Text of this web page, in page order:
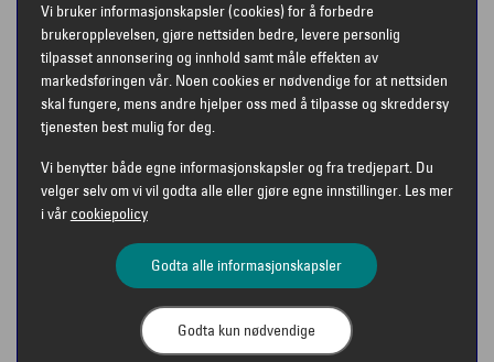
FORBEREDELSE FØR
TIME HOS OPTIKER
Kjære kunde!
Du har snart time hos din optiker hos Interoptik
Evensen & Rønning Moss.
Vi bruker informasjonskapsler (cookies) for å forbedre
brukeropplevelsen, gjøre nettsiden bedre, levere personlig
tilpasset annonsering og innhold samt måle effekten av
markedsføringen vår. Noen cookies er nødvendige for at nettsiden
skal fungere, mens andre hjelper oss med å tilpasse og skreddersy
tjenesten best mulig for deg.
Vi benytter både egne informasjonskapsler og fra tredjepart. Du
velger selv om vi vil godta alle eller gjøre egne innstillinger. Les mer
i vår cookiepolicy
Godta alle informasjonskapsler
Godta kun nødvendige